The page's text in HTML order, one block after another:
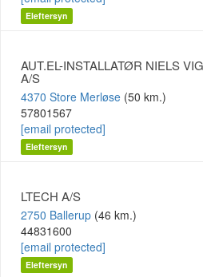
Eleftersyn
AUT.EL-INSTALLATØR NIELS
A/S
4370 Store Merløse (50 km.)
57801567
[email protected]
Eleftersyn
LTECH A/S
2750 Ballerup (46 km.)
44831600
[email protected]
Eleftersyn